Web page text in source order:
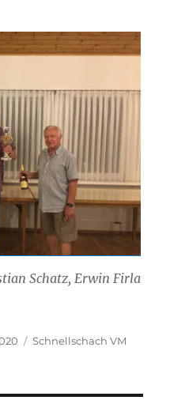
Schatz, Erwin Firla
Kategorien
Schnellschach VM